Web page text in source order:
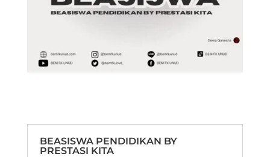
BEASISWA PENDIDIKAN BY
PRESTASI KITA